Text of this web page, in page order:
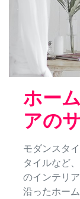
ホー
アの
モダンスタ
タイルなど
のインテリ
沿ったホー